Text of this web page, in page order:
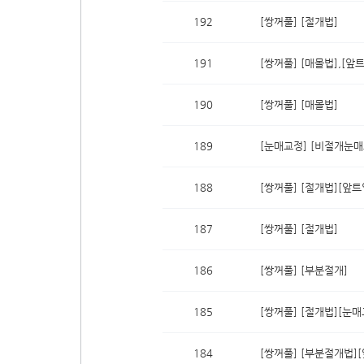
192 [쌍꺼풀] [절개법]
191 [쌍꺼풀] [매몰법],[앞
190 [쌍꺼풀] [매몰법]
189 [눈매교정] [비절개눈
188 [쌍꺼풀] [절개법][앞트
187 [쌍꺼풀] [절개법]
186 [쌍꺼풀] [부분절개]
185 [쌍꺼풀] [절개법][눈매
184 [쌍꺼풀] [부분절개법][